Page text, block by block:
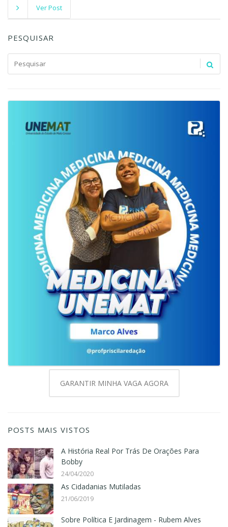
Ver Post
PESQUISAR
GARANTIR MINHA VAGA AGORA
POSTS MAIS VISTOS
A História Real Por Trás De Orações Para
Bobby
24/04/2020
As Cidadanias Mutiladas
21/06/2019
Sobre Política E Jardinagem - Rubem Alves